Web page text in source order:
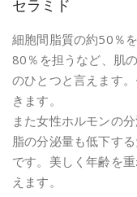
セラミド
細胞間脂質の約50％
80％を担うなど、肌
のひとつと言えます
きます。
また女性ホルモンの
脂の分泌量も低下す
です。美しく年齢を
えます。